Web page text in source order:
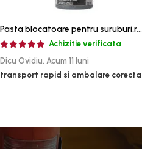
Pasta blocatoare pentru suruburi,rezistenta inalta
Achizitie verificata
Dicu Ovidiu, Acum 11 luni
transport rapid si ambalare corecta